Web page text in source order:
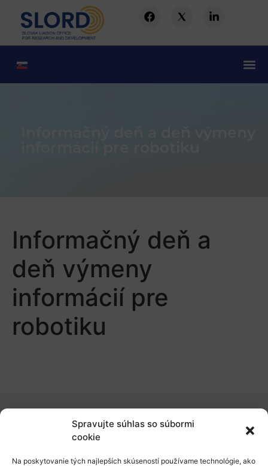
Spravujte súhlas so súbormi
cookie
Na poskytovanie tých najlepších skúseností používame technológie, ako
Informačný deň a
deň výmeny
informácií pre
robotiku
O nás